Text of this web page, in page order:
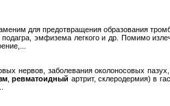
для предотвращения образования
подагра, эмфизема легкого и др. Помимо
нервов, заболевания околоносовых
,ревматоидный артрит, склеродермия) в